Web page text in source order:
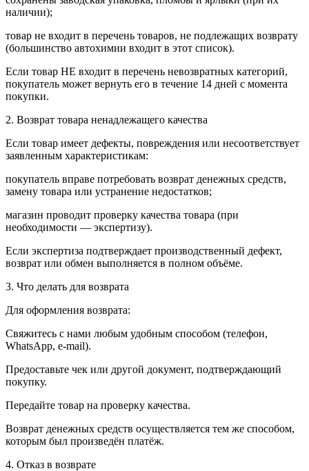
наличии);
товар не входит в перечень товаров, не подлежащих возврату
(большинство автохимии входит в этот список).
Если товар НЕ входит в перечень невозвратных категорий,
покупатель может вернуть его в течение 14 дней с момента
покупки.
2. Возврат товара ненадлежащего качества
Если товар имеет дефекты, повреждения или несоответствует
заявленным характеристикам:
покупатель вправе потребовать возврат денежных средств,
замену товара или устранение недостатков;
магазин проводит проверку качества товара (при
необходимости — экспертизу).
Если экспертиза подтверждает производственный дефект,
возврат или обмен выполняется в полном объёме.
3. Что делать для возврата
Для оформления возврата:
Свяжитесь с нами любым удобным способом (телефон,
WhatsApp, e-mail).
Предоставьте чек или другой документ, подтверждающий
покупку.
Передайте товар на проверку качества.
Возврат денежных средств осуществляется тем же способом,
которым был произведён платёж.
4. Отказ в возврате